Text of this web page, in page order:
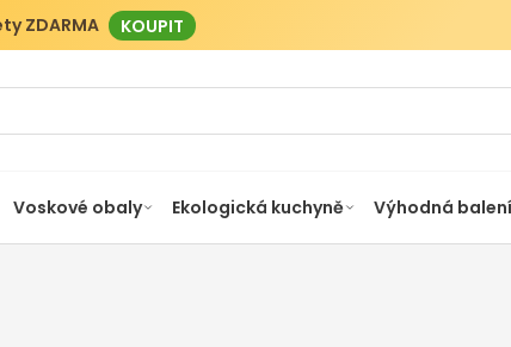
ZDARMA KOUPIT
Voskové obaly Ekologická kuchyně Výhodná balení